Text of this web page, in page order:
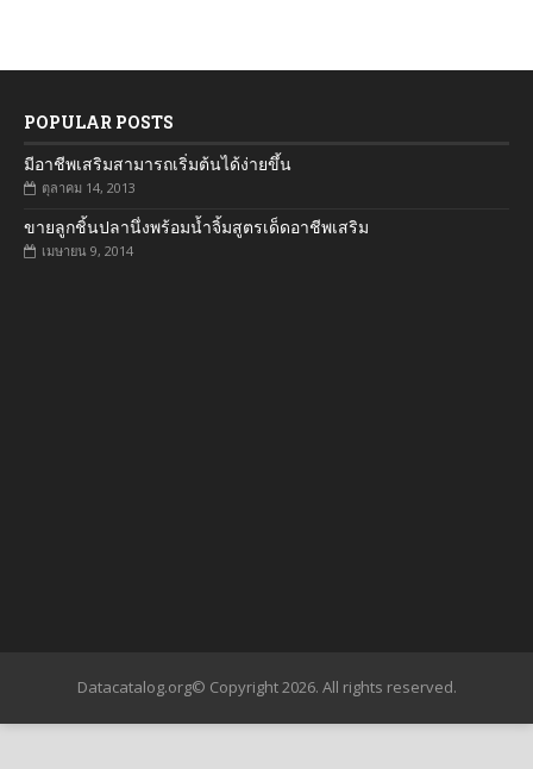
POPULAR POSTS
มีอาชีพเสริมสามารถเริ่มต้นได้ง่ายขึ้น
ตุลาคม 14, 2013
ขายลูกชิ้นปลานึ่งพร้อมน้ำจิ้มสูตรเด็ดอาชีพเสริม
เมษายน 9, 2014
Datacatalog.org© Copyright 2026. All rights reserved.